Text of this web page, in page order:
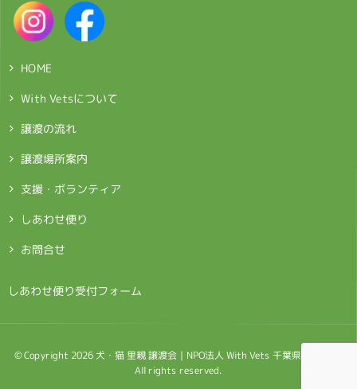
HOME
With Vetsについて
譲渡の流れ
譲渡場所案内
支援・ボランティア
しあわせ便り
お問合せ
しあわせ便り受付フォーム
© Copyright 2026 犬・猫 里親 譲渡会｜NPO法人 With Vets 千葉県鎌ケ谷市.
All rights reserved.